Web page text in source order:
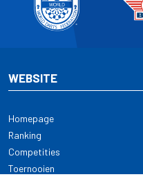
WEBSITE
Homepage
Ranking
Competities
Toernooien